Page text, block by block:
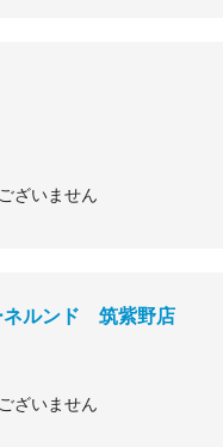
ざいません
ルンド 筑紫野店
ざいません